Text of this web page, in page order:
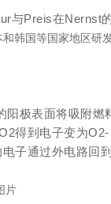
与Preis在Nernst
韩国等国家地区研
极表面将吸附燃
得到电子变为
子通过外电路回